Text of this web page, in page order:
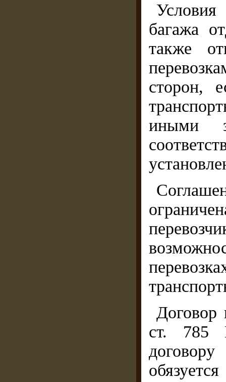
Условия
багажа
также
сторон,
иными
Договор
ст. 785